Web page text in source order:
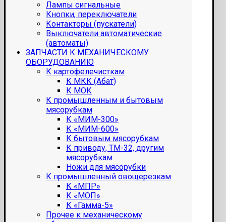
Лампы сигнальные
Кнопки, переключатели
Контакторы (пускатели)
Выключатели автоматические
(автоматы)
ЗАПЧАСТИ К МЕХАНИЧЕСКОМУ
ОБОРУДОВАНИЮ
К картофелечисткам
К МКК (Абат)
К МОК
К промышленным и бытовым
мясорубкам
К «МИМ-300»
К «МИМ-600»
К бытовым мясорубкам
К приводу, ТМ-32, другим
мясорубкам
Ножи для мясорубки
К промышленный овощерезкам
К «МПР»
К «МОП»
К «Гамма-5»
Прочее к механическому